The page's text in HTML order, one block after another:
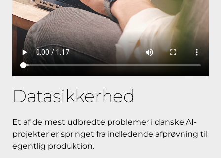
Datasikkerhed
Et af de mest udbredte problemer i danske AI-
projekter er springet fra indledende afprøvning til
egentlig produktion.